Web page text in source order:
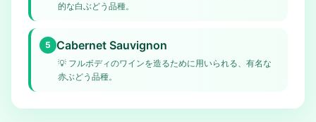
的な白ぶどう品種。
5 Cabernet Sauvignon
💡 フルボディのワインを造るために用いられる、有名な
赤ぶどう品種。